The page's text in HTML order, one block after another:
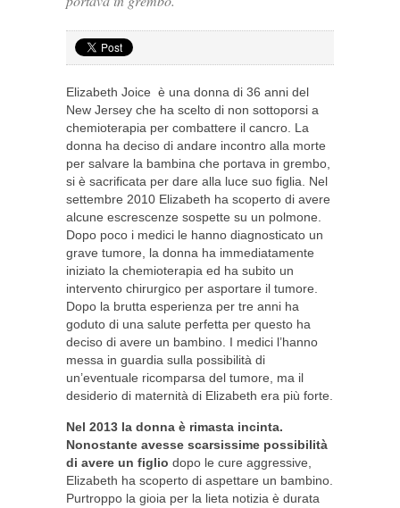
Elizabeth Joice è una donna di 36 anni del
New Jersey che ha scelto di non sottoporsi a
chemioterapia per combattere il cancro. La
donna ha deciso di andare incontro alla morte
per salvare la bambina che portava in grembo,
si è sacrificata per dare alla luce suo figlia. Nel
settembre 2010 Elizabeth ha scoperto di avere
alcune escrescenze sospette su un polmone.
Dopo poco i medici le hanno diagnosticato un
grave tumore, la donna ha immediatamente
iniziato la chemioterapia ed ha subito un
intervento chirurgico per asportare il tumore.
Dopo la brutta esperienza per tre anni ha
goduto di una salute perfetta per questo ha
deciso di avere un bambino. I medici l’hanno
messa in guardia sulla possibilità di
un’eventuale ricomparsa del tumore, ma il
desiderio di maternità di Elizabeth era più forte.
Nel 2013 la donna è rimasta incinta.
Nonostante avesse scarsissime possibilità
di avere un figlio dopo le cure aggressive,
Elizabeth ha scoperto di aspettare un bambino.
Purtroppo la gioia per la lieta notizia è durata